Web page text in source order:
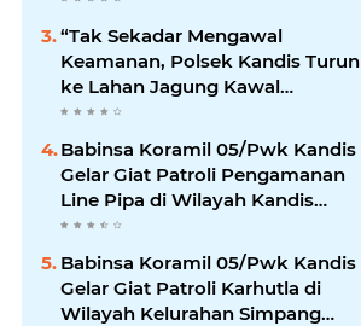
“Tak Sekadar Mengawal
Keamanan, Polsek Kandis Turun
ke Lahan Jagung Kawal
Ketahanan Pangan
Babinsa Koramil 05/Pwk Kandis
Gelar Giat Patroli Pengamanan
Line Pipa di Wilayah Kandis
Kandis
Babinsa Koramil 05/Pwk Kandis
Gelar Giat Patroli Karhutla di
Wilayah Kelurahan Simpang